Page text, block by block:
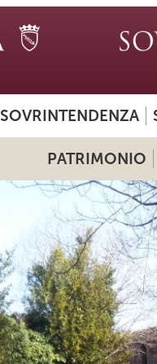
SOVRINTENDENZA
PATRIMONIO